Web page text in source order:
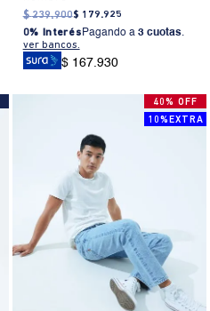
$ 239.900$ 179.925
0% Interés Pagando a 3 cuotas.
ver bancos.
$ 167.930
40% OFF
10%EXTRA